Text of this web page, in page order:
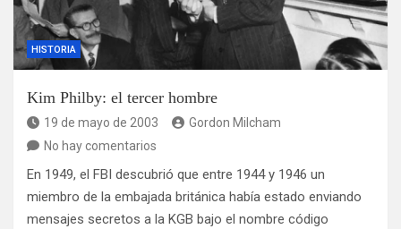
HISTORIA
Kim Philby: el tercer hombre
19 de mayo de 2003
Gordon Milcham
No hay comentarios
En 1949, el FBI descubrió que entre 1944 y 1946 un
miembro de la embajada británica había estado enviando
mensajes secretos a la KGB bajo el nombre código